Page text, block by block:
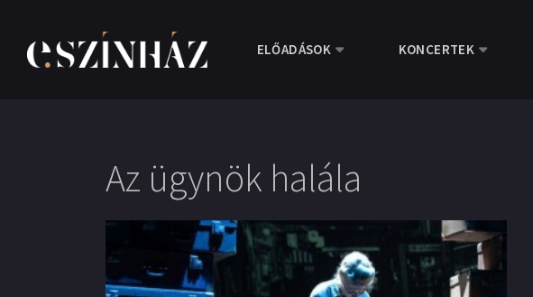
ELŐADÁSOK KONCERTEK
Az ügynök halála